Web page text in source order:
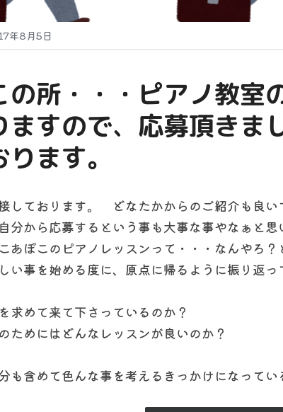
年8月5日
の所・・・ピアノ教室
ますので、 応募頂きま
ります。
しております。　どなたかからのご紹介も良い
分から応募するという事も大事な事やなぁと思
あぽこのピアノレッスンって・・・なんやろ？
い事を始める度に、原点に帰るように振り返っ
求めて来て下さっているのか？
ためにはどんなレッスンが良いのか？
も含めて色んな事を考えるきっかけになってい